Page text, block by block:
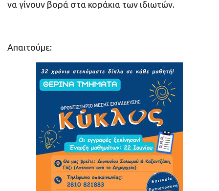
να γίνουν βορά στα κοράκια των ιδιωτών.
Απαιτούμε: